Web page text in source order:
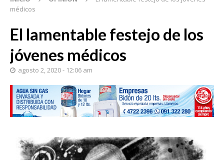
médicos
El lamentable festejo de los
jóvenes médicos
agosto 2, 2020 - 12:06 am